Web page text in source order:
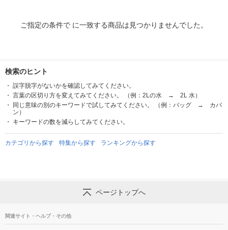
ご指定の条件で に一致する商品は見つかりませんでした。
検索のヒント
誤字脱字がないかを確認してみてください。
言葉の区切り方を変えてみてください。 （例：2Lの水 → 2L 水）
同じ意味の別のキーワードで試してみてください。 （例：バッグ → カバ
ン）
キーワードの数を減らしてみてください。
カテゴリから探す 特集から探す ランキングから探す
ページトップへ
関連サイト・ヘルプ・その他